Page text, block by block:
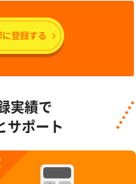
実績で
サポート